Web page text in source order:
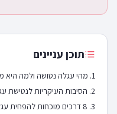
תוכן עניינים
מהי עגלה נטושה ולמה היא
הסיבות העיקריות לנטישת
8 דרכים מוכחות להפחית עגלה נטושה